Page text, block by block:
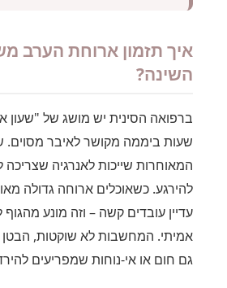
איך תזמון ארוחת הערב
השינה?
ברפואה הסינית יש מושג של "שעון
שעות ביממה מקושר לאיבר מסוים.
המאוחרות שייכות לאנרגיה
להירגע. כשאוכלים ארוחה גדולה
עדיין עובדים קשה – וזה מונע
אמיתי. המחשבות לא שוקטות,
גם חום או אי-נוחות שמפריעים